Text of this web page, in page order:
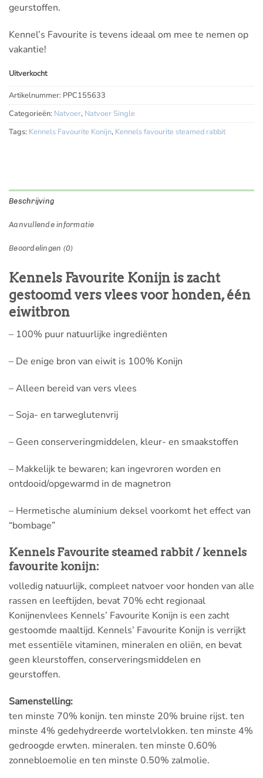
geurstoffen.
Kennel’s Favourite is tevens ideaal om mee te nemen op
vakantie!
Uitverkocht
Artikelnummer: PPC155633
Categorieën: Natvoer, Natvoer Single
Tags: Kennels Favourite Konijn, Kennels favourite steamed rabbit
Beschrijving
Aanvullende informatie
Beoordelingen (0)
Kennels Favourite Konijn is zacht
gestoomd vers vlees voor honden, één
eiwitbron
– 100% puur natuurlijke ingrediënten
– De enige bron van eiwit is 100% Konijn
– Alleen bereid van vers vlees
– Soja- en tarweglutenvrij
– Geen conserveringmiddelen, kleur- en smaakstoffen
– Makkelijk te bewaren; kan ingevroren worden en
ontdooid/opgewarmd in de magnetron
– Hermetische aluminium deksel voorkomt het effect van
“bombage”
Kennels Favourite steamed rabbit / kennels
favourite konijn:
volledig natuurlijk, compleet natvoer voor honden van alle
rassen en leeftijden, bevat 70% echt regionaal
Konijnenvlees Kennels’ Favourite Konijn is een zacht
gestoomde maaltijd. Kennels’ Favourite Konijn is verrijkt
met essentiële vitaminen, mineralen en oliën, en bevat
geen kleurstoffen, conserveringsmiddelen en
geurstoffen.
Samenstelling:
ten minste 70% konijn. ten minste 20% bruine rijst. ten
minste 4% gedehydreerde wortelvlokken. ten minste 4%
gedroogde erwten. mineralen. ten minste 0.60%
zonnebloemolie en ten minste 0.50% zalmolie.